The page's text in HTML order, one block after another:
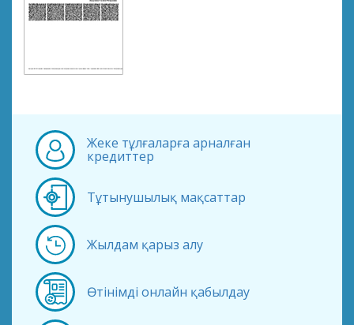
Жеке тұлғаларға арналған
кредиттер
Тұтынушылық мақсаттар
Жылдам қарыз алу
Өтінімді онлайн қабылдау